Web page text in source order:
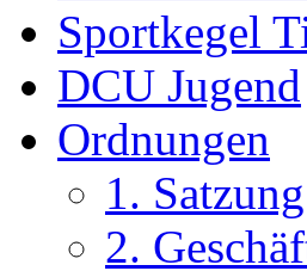
Sportkegel
DCU Jugend
Ordnungen
1. Satzung
2.